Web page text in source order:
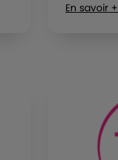
En savoir +